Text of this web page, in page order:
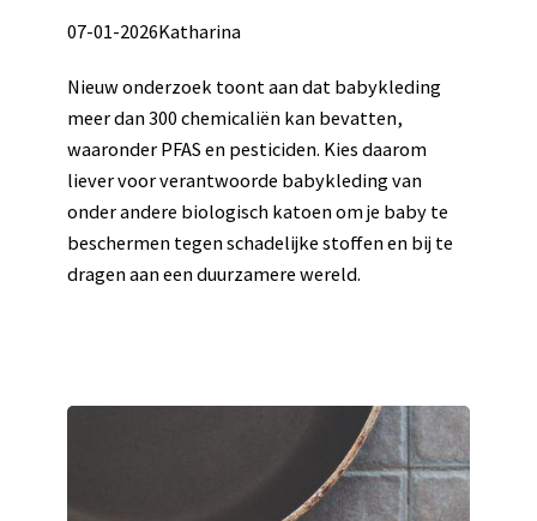
07-01-2026Katharina
Nieuw onderzoek toont aan dat babykleding
meer dan 300 chemicaliën kan bevatten,
waaronder PFAS en pesticiden. Kies daarom
liever voor verantwoorde babykleding van
onder andere biologisch katoen om je baby te
beschermen tegen schadelijke stoffen en bij te
dragen aan een duurzamere wereld.